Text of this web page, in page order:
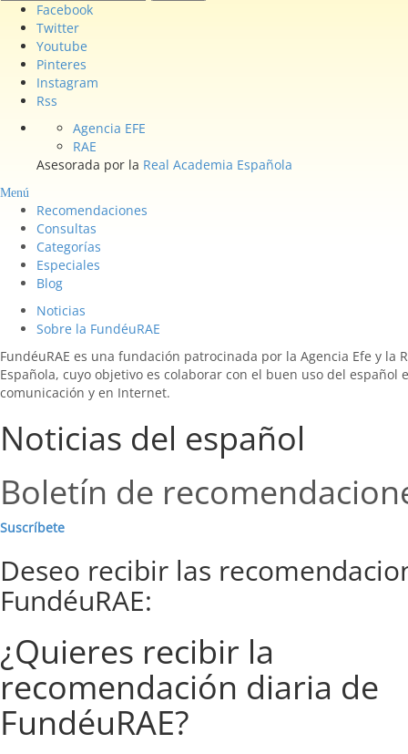
Facebook
Twitter
Youtube
Pinteres
Instagram
Rss
Agencia EFE
RAE
Asesorada por la Real Academia Española
Menú
Recomendaciones
Consultas
Categorías
Especiales
Blog
Noticias
Sobre la FundéuRAE
FundéuRAE es una fundación patrocinada por la Agencia Efe y la
Española, cuyo objetivo es colaborar con el buen uso del español
comunicación y en Internet.
Noticias del español
Boletín de
Suscríbete
Deseo recibir las
FundéuRAE:
¿Quieres recibir la
recomendación diaria de
FundéuRAE?